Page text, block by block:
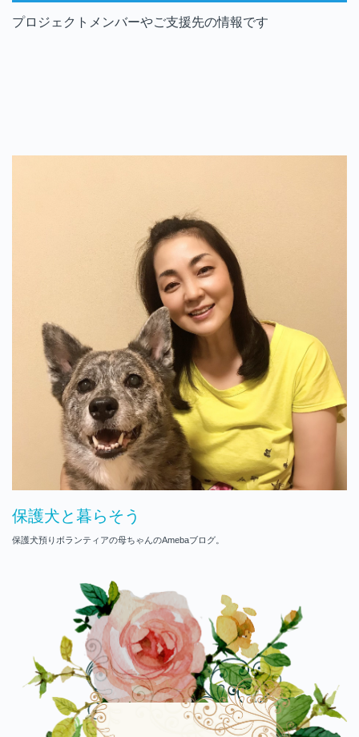
プロジェクトメンバーやご支援先の情報です
保護犬と暮らそう
保護犬預りボランティアの母ちゃんのAmebaブログ。